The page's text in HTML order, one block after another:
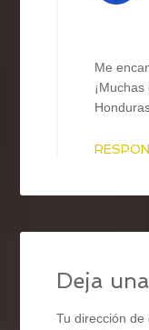
Me
Deja
Tu dirección